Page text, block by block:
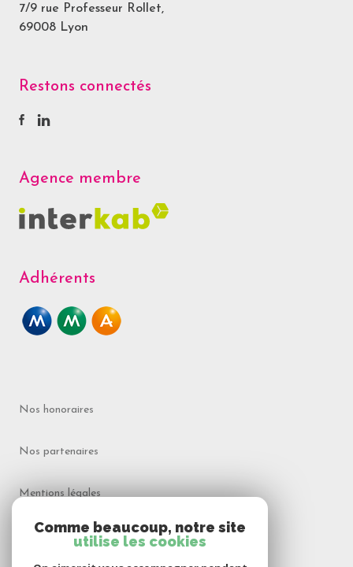
7/9 rue Professeur Rollet,
69008 Lyon
Restons connectés
Agence membre
Adhérents
Nos honoraires
Nos partenaires
Mentions légales
Admin
Comme beaucoup, notre site
utilise les cookies